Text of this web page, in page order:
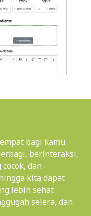
bagi kamu
berinteraksi,
dan
kita dapat
lebih sehat
selera, dan